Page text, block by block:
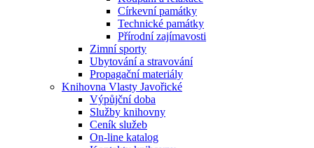
Církevní památky
Technické památky
Přírodní zajímavosti
Zimní sporty
Ubytování a stravování
Propagační materiály
Knihovna Vlasty Javořické
Výpůjční doba
Služby knihovny
Ceník služeb
On-line katalog